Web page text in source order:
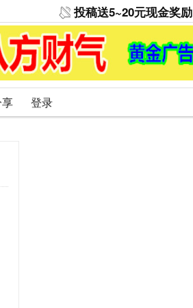
投稿送5~20元现金奖励
登录